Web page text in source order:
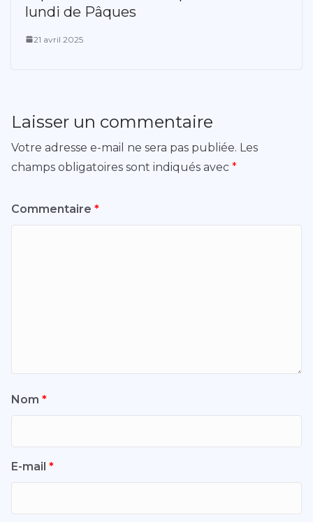
lundi de Pâques
21 avril 2025
Laisser un commentaire
Votre adresse e-mail ne sera pas publiée. Les
champs obligatoires sont indiqués avec *
Commentaire *
Nom *
E-mail *